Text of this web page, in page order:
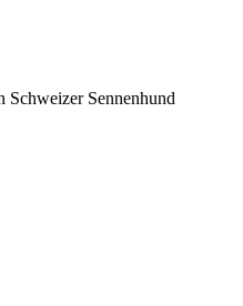
Schweizer Sennenhund